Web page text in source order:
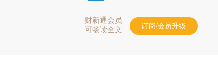
财新通会员
可畅读全文
订阅/会员升级